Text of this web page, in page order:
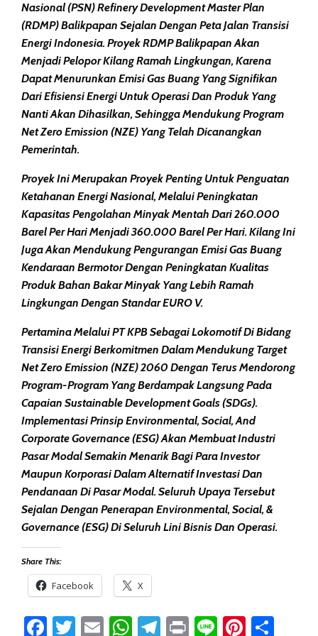
Nasional (PSN) Refinery Development Master Plan
(RDMP) Balikpapan Sejalan Dengan Peta Jalan Transisi
Energi Indonesia. Proyek RDMP Balikpapan Akan
Menjadi Pelopor Kilang Ramah Lingkungan, Karena
Dapat Menurunkan Emisi Gas Buang Yang Signifikan
Dari Efisiensi Energi Untuk Operasi Dan Produk Yang
Nanti Akan Dihasilkan, Sehingga Mendukung Program
Net Zero Emission (NZE) Yang Telah Dicanangkan
Pemerintah.
Proyek Ini Merupakan Proyek Penting Untuk Penguatan
Ketahanan Energi Nasional, Melalui Peningkatan
Kapasitas Pengolahan Minyak Mentah Dari 260.000
Barel Per Hari Menjadi 360.000 Barel Per Hari. Kilang Ini
Juga Akan Mendukung Pengurangan Emisi Gas Buang
Kendaraan Bermotor Dengan Peningkatan Kualitas
Produk Bahan Bakar Minyak Yang Lebih Ramah
Lingkungan Dengan Standar EURO V.
Pertamina Melalui PT KPB Sebagai Lokomotif Di Bidang
Transisi Energi Berkomitmen Dalam Mendukung Target
Net Zero Emission (NZE) 2060 Dengan Terus Mendorong
Program-Program Yang Berdampak Langsung Pada
Capaian Sustainable Development Goals (SDGs).
Implementasi Prinsip Environmental, Social, And
Corporate Governance (ESG) Akan Membuat Industri
Pasar Modal Semakin Menarik Bagi Para Investor
Maupun Korporasi Dalam Alternatif Investasi Dan
Pendanaan Di Pasar Modal. Seluruh Upaya Tersebut
Sejalan Dengan Penerapan Environmental, Social, &
Governance (ESG) Di Seluruh Lini Bisnis Dan Operasi.
Share This:
Facebook X
Facebook
Twitter
EmailWhatsApp
Telegram
PrintLine